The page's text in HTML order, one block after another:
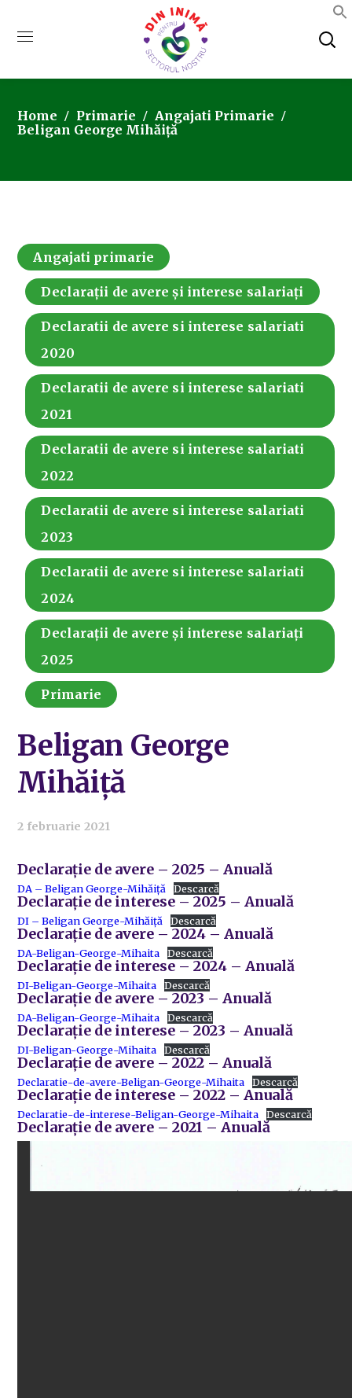
Home Primarie
Angajati Primarie
Beligan George Mihăiță
Angajati primarie
Declarații de avere și interese salariați
Declaratii de avere si interese salariati
2020
Declaratii de avere si interese salariati
2021
Declaratii de avere si interese salariati
2022
Declaratii de avere si interese salariati
2023
Declaratii de avere si interese salariati
2024
Declarații de avere și interese salariați
2025
Primarie
Beligan George
Mihăiță
2 februarie 2021
Declarație de avere – 2025 – Anuală
DA – Beligan George-Mihăiță Descarcă
Declarație de interese – 2025 – Anuală
DI – Beligan George-Mihăiță Descarcă
Declarație de avere – 2024 – Anuală
DA-Beligan-George-Mihaita Descarcă
Declarație de interese – 2024 – Anuală
DI-Beligan-George-Mihaita Descarcă
Declarație de avere – 2023 – Anuală
DA-Beligan-George-Mihaita Descarcă
Declarație de interese – 2023 – Anuală
DI-Beligan-George-Mihaita Descarcă
Declarație de avere – 2022 – Anuală
Declaratie-de-avere-Beligan-George-Mihaita Descarcă
Declarație de interese – 2022 – Anuală
Declaratie-de-interese-Beligan-George-Mihaita Descarcă
Declarație de avere – 2021 – Anuală